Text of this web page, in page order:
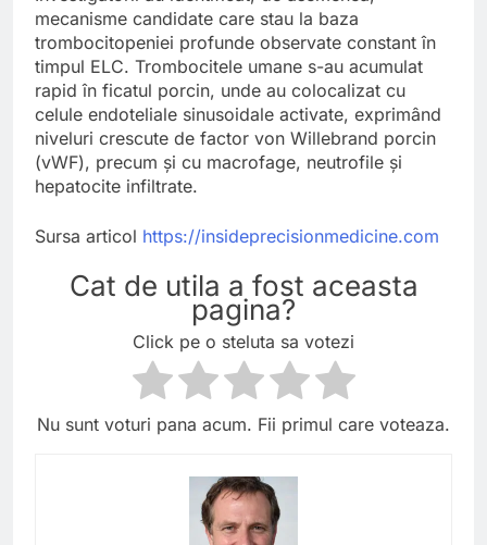
mecanisme candidate care stau la baza
trombocitopeniei profunde observate constant în
timpul ELC. Trombocitele umane s-au acumulat
rapid în ficatul porcin, unde au colocalizat cu
celule endoteliale sinusoidale activate, exprimând
niveluri crescute de factor von Willebrand porcin
(vWF), precum și cu macrofage, neutrofile și
hepatocite infiltrate.
Sursa articol https://insideprecisionmedicine.com
Cat de utila a fost aceasta
pagina?
Click pe o steluta sa votezi
Nu sunt voturi pana acum. Fii primul care voteaza.